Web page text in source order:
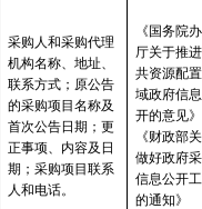
采购人和采购代理
机构名称、地址、
联系方式；原公告
的采购项目名称及
首次公告日期；更
正事项、内容及日
期；采购项目联系
人和电话。
《国务院
厅关于推
共资源配
域政府信
开的意见
《财政部
做好政府
信息公开
的通知》